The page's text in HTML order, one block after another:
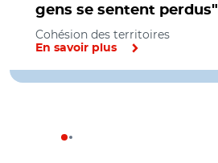
gens se sentent perdus"
Cohésion des territoires
En savoir plus